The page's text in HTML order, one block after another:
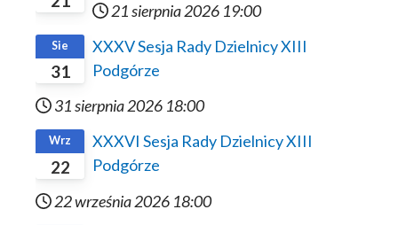
21 sierpnia 2026 19:00
31
Sie
XXXV Sesja Rady Dzielnicy XIII
Podgórze
31 sierpnia 2026 18:00
22
Wrz
XXXVI Sesja Rady Dzielnicy XIII
Podgórze
22 września 2026 18:00